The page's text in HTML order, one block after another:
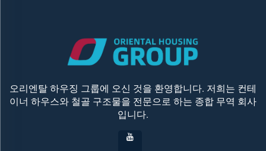
오리엔탈 하우징 그룹에 오신 것을 환영합니다. 저희는 컨테
이너 하우스와 철골 구조물을 전문으로 하는 종합 무역 회사
입니다.